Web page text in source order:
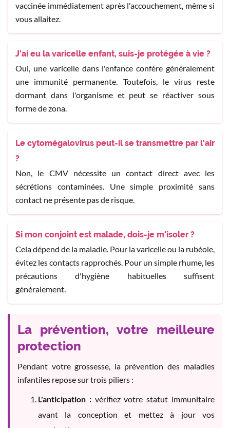
vaccinée immédiatement après l'accouchement, même si
vous allaitez.
J'ai eu la varicelle enfant, suis-je protégée à vie ?
Oui, une varicelle dans l'enfance confère généralement
une immunité permanente. Toutefois, le virus reste
dormant dans l'organisme et peut se réactiver sous
forme de zona.
Le cytomégalovirus peut-il se transmettre par l'air
?
Non, le CMV nécessite un contact direct avec les
sécrétions contaminées. Une simple proximité sans
contact ne présente pas de risque.
Si mon conjoint est malade, dois-je m'isoler ?
Cela dépend de la maladie. Pour la varicelle ou la rubéole,
évitez les contacts rapprochés. Pour un simple rhume, les
précautions d'hygiène habituelles suffisent
généralement.
La prévention, votre meilleure
protection
Pendant votre grossesse, la prévention des maladies
infantiles repose sur trois piliers :
L'anticipation :vérifiez votre statut immunitaire
avant la conception et mettez à jour vos